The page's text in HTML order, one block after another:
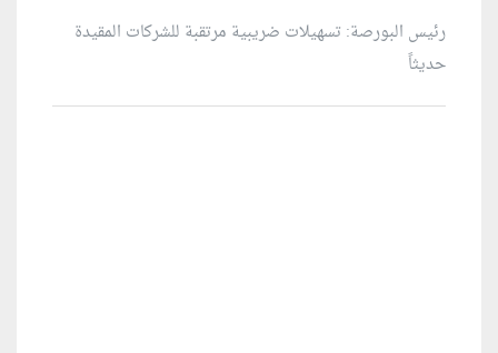
رئيس البورصة: تسهيلات ضريبية مرتقبة للشركات المقيدة
حديثاً